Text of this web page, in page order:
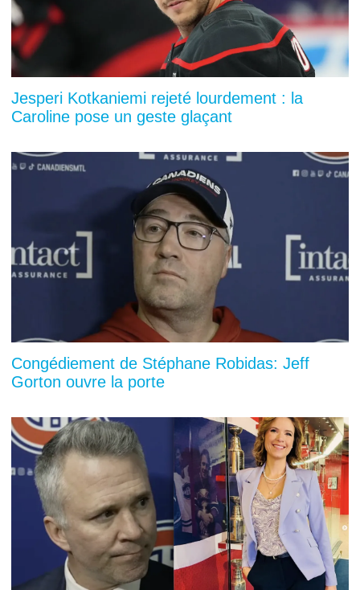
Jesperi Kotkaniemi rejeté lourdement : la
Caroline pose un geste glaçant
Congédiement de Stéphane Robidas: Jeff
Gorton ouvre la porte